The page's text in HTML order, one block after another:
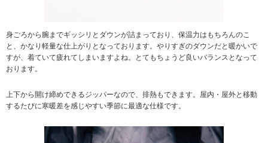
身ごろから腕までギッシリとダウンが詰まっており、保温力はもちろんのこ
と、かなり軽量な仕上がりとなっております。やりすぎのダウンだと暖かいで
すが、着ていて疲れてしまいますよね。とてもちょうど良いバランスとなって
おります。
上下から開け締めできるジッパーなので、排熱もできます。屋内・屋外と移動
するたびに寒暖差を感じやすい季節に最適な仕様です。